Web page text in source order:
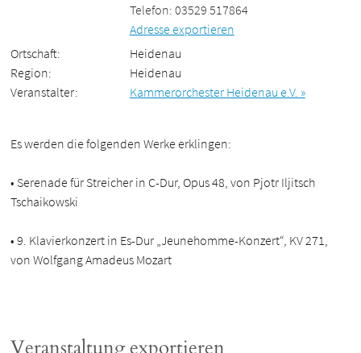
Telefon: 03529 517864
Adresse exportieren
Ortschaft:
Heidenau
Region:
Heidenau
Veranstalter:
Kammerorchester Heidenau e.V. »
Es werden die folgenden Werke erklingen:
• Serenade für Streicher in C-Dur, Opus 48, von Pjotr Iljitsch
Tschaikowski
• 9. Klavierkonzert in Es-Dur „Jeunehomme-Konzert“, KV 271,
von Wolfgang Amadeus Mozart
Veranstaltung exportieren